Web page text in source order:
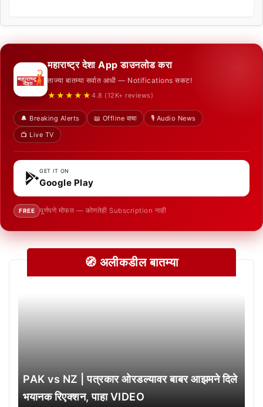
महाराष्ट्र देशा App डाउनलोड करा
ताज्या बातम्या सर्वात आधी — Notifications सकट!
★★★★★ 4.8 (12K+ reviews)
🔔 Breaking Alerts 📖 Offline वाचा
🎙️ Audio News
📺 Live TV
GET IT ON
Google Play
FREE पूर्णपणे मोफत — कोणतेही Subscription नाही
🧭 अलीकडील बातम्या
PAK vs NZ | पत्रकार ओरडल्यावर बाबर आझमने दिले
भयानक रिएक्शन, पाहा VIDEO